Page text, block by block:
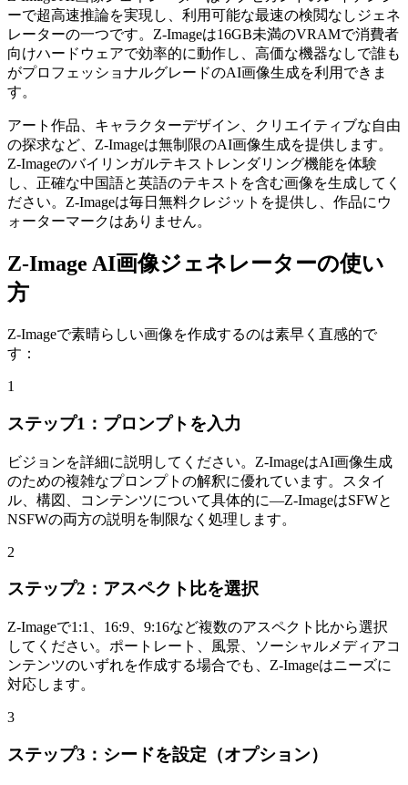
ーで超高速推論を実現し、利用可能な最速の検閲なしジェネ
レーターの一つです。Z-Imageは16GB未満のVRAMで消費者
向けハードウェアで効率的に動作し、高価な機器なしで誰も
がプロフェッショナルグレードのAI画像生成を利用できま
す。
アート作品、キャラクターデザイン、クリエイティブな自由
の探求など、Z-Imageは無制限のAI画像生成を提供します。
Z-Imageのバイリンガルテキストレンダリング機能を体験
し、正確な中国語と英語のテキストを含む画像を生成してく
ださい。Z-Imageは毎日無料クレジットを提供し、作品にウ
ォーターマークはありません。
Z-Image AI画像ジェネレーターの使い
方
Z-Imageで素晴らしい画像を作成するのは素早く直感的で
す：
1
ステップ1：プロンプトを入力
ビジョンを詳細に説明してください。Z-ImageはAI画像生成
のための複雑なプロンプトの解釈に優れています。スタイ
ル、構図、コンテンツについて具体的に—Z-ImageはSFWと
NSFWの両方の説明を制限なく処理します。
2
ステップ2：アスペクト比を選択
Z-Imageで1:1、16:9、9:16など複数のアスペクト比から選択
してください。ポートレート、風景、ソーシャルメディアコ
ンテンツのいずれを作成する場合でも、Z-Imageはニーズに
対応します。
3
ステップ3：シードを設定（オプション）